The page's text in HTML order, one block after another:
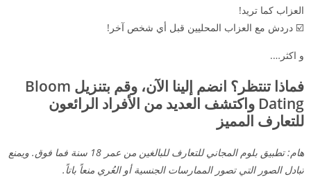
العزاب كما تريد!
☑️ دردش مع العزاب المحليين قبل أي شخص آخر!
و اكثر….
فماذا تنتظر؟ انضم إلينا الآن، وقم بتنزيل Bloom
Dating واكتشف العديد من الأفراد الرائعون
للتعارف المميز
هام: تطبيق بلوم المجاني للتعارف للبالغين من عمر 18 سنة فما فوق. ويمنع
تبادل الصور التي تصور الممارسات الجنسية أو العُري منعاً باتاً.